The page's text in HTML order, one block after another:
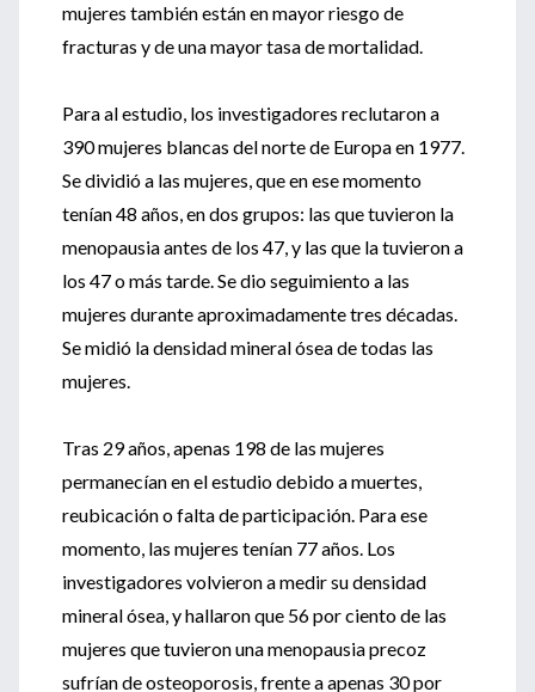
mujeres también están en mayor riesgo de
fracturas y de una mayor tasa de mortalidad.
Para al estudio, los investigadores reclutaron a
390 mujeres blancas del norte de Europa en 1977.
Se dividió a las mujeres, que en ese momento
tenían 48 años, en dos grupos: las que tuvieron la
menopausia antes de los 47, y las que la tuvieron a
los 47 o más tarde. Se dio seguimiento a las
mujeres durante aproximadamente tres décadas.
Se midió la densidad mineral ósea de todas las
mujeres.
Tras 29 años, apenas 198 de las mujeres
permanecían en el estudio debido a muertes,
reubicación o falta de participación. Para ese
momento, las mujeres tenían 77 años. Los
investigadores volvieron a medir su densidad
mineral ósea, y hallaron que 56 por ciento de las
mujeres que tuvieron una menopausia precoz
sufrían de osteoporosis, frente a apenas 30 por